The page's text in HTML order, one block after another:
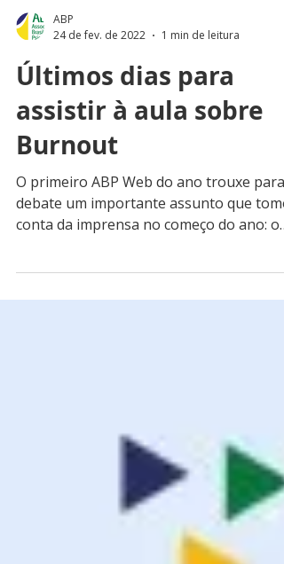
24 de fev. de 2022
1 min de leitura
Últimos dias para
assistir à aula sobre
Burnout
O primeiro ABP Web do ano trouxe para
debate um importante assunto que